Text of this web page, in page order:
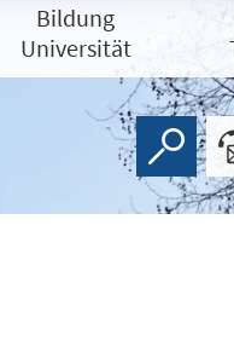
Bildung
Universität